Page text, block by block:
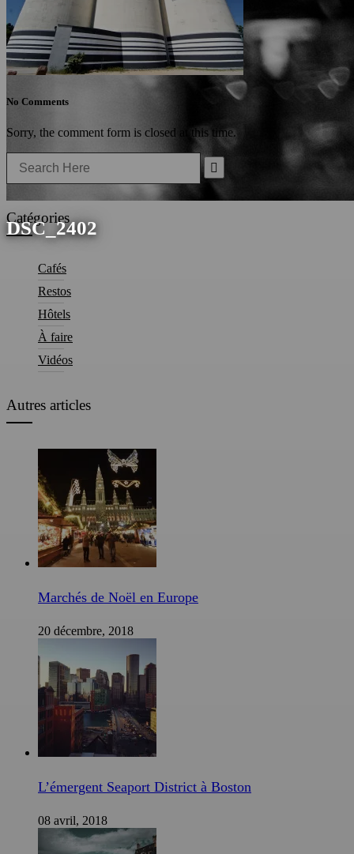
DSC_2402
No Comments
Sorry, the comment form is closed at this time.
for:
Catégories
Cafés
Restos
Hôtels
À faire
Vidéos
Autres articles
Marchés de Noël en Europe
20 décembre, 2018
L’émergent Seaport District à Boston
08 avril, 2018